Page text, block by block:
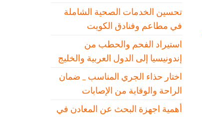
تحسين الخدمات الصحية الشاملة
في مطاعم وفنادق الكويت
استيراد الفحم والحطب من
إندونيسيا إلى الدول العربية والخليج
اختار حذاء الجري المناسب _ ضمان
الراحة والوقاية من الإصابات
أهمية اجهزة البحث عن المعادن في